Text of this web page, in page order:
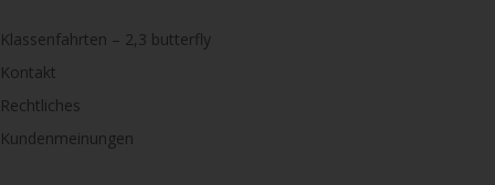
Klassenfahrten – 2,3 butterfly
Kontakt
Rechtliches
Kundenmeinungen